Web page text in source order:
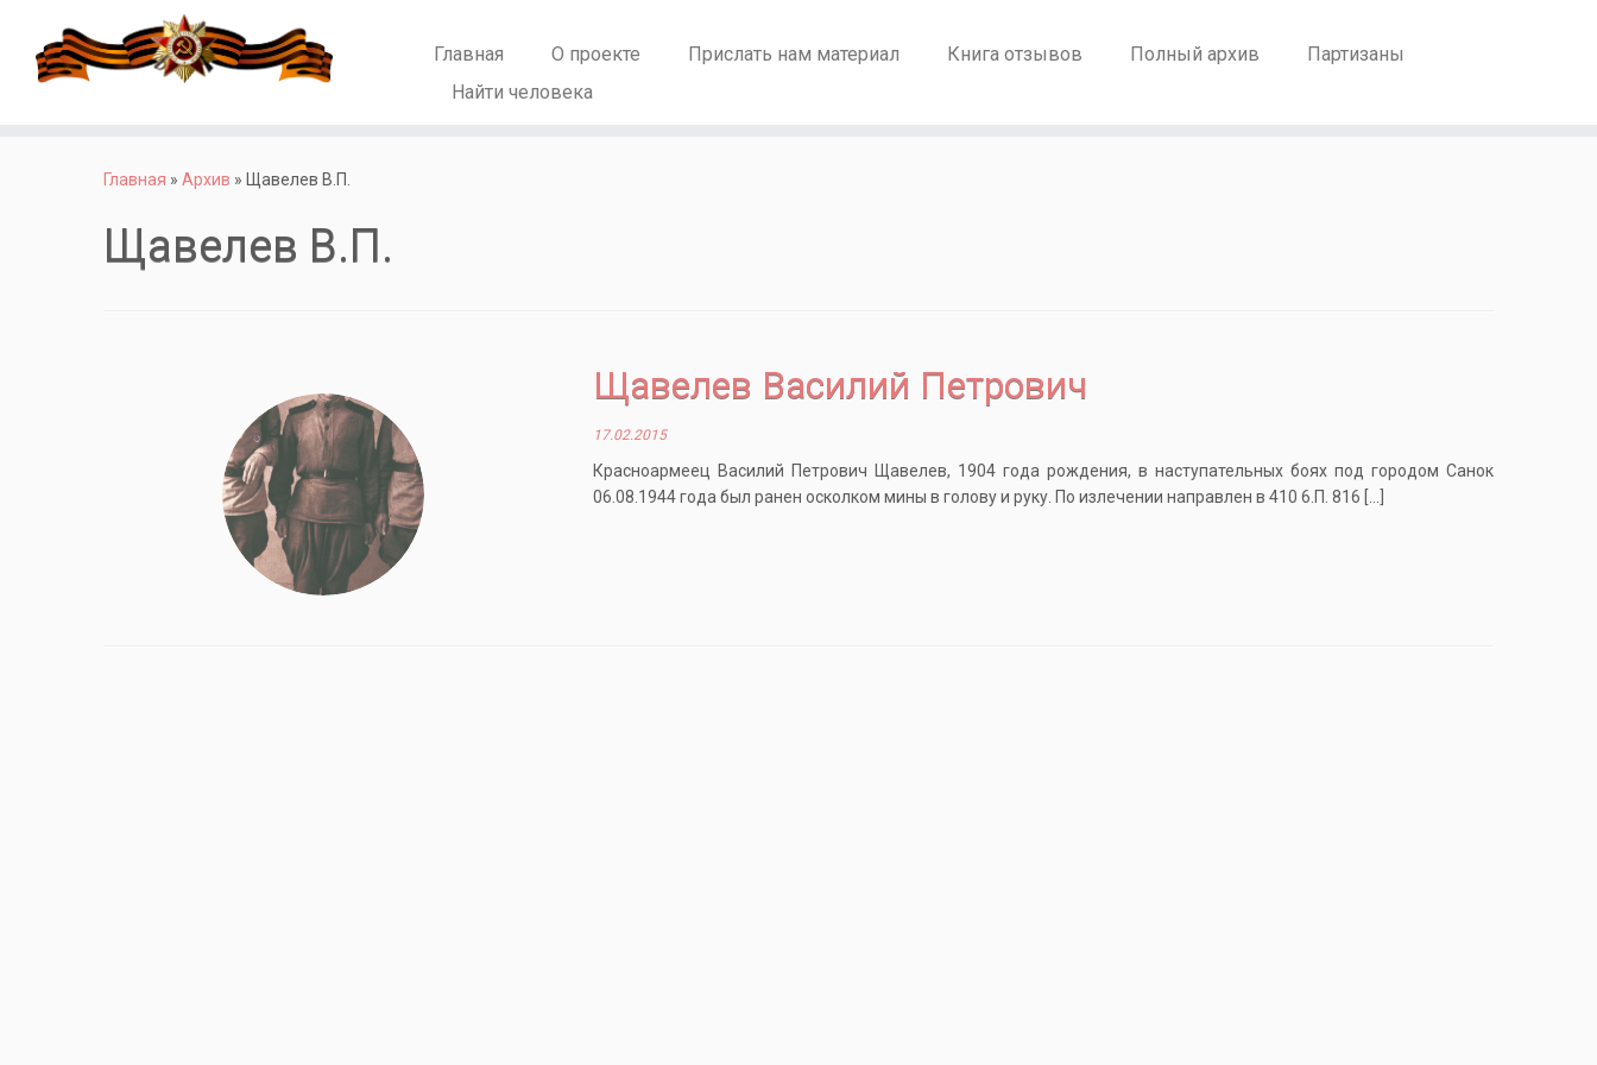
Главная О проекте Прислать нам материал Книга отзывов Полный архив
Партизаны
Найти человека
Главная » Архив » Щавелев В.П.
Щавелев В.П.
Щавелев Василий Петрович
17.02.2015
Красноармеец Василий Петрович Щавелев, 1904 года рождения, в наступательных боях под городом Санок
06.08.1944 года был ранен осколком мины в голову и руку. По излечении направлен в 410 6.П. 816 […]